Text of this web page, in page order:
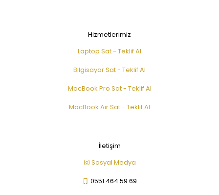
Hizmetlerimiz
Laptop Sat - Teklif Al
Bilgisayar Sat - Teklif Al
MacBook Pro Sat - Teklif Al
MacBook Air Sat - Teklif Al
İletişim
Sosyal Medya
0551 464 59 69